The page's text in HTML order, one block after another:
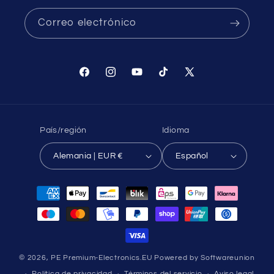
Correo electrónico
FacebookInstagramYouTubeTikTok X
País/región
Alemania | EUR €
Idioma
Español
Formas
pago
© 2026, PE Premium-Electronics.EU Powered by Softwareunion